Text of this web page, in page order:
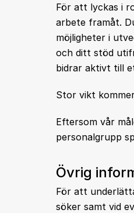
För att lyckas i
arbete framåt.
möjligheter i
och ditt stöd
bidrar aktivt till
Stor vikt
Eftersom vår
personalgrupp
Övrig
För att
söker samt vid